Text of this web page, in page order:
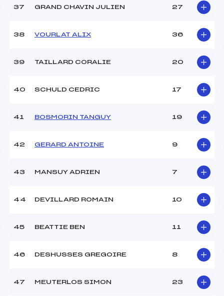
37 GRAND CHAVIN JULIEN 27
38 VOURLAT ALIX 36
39 TAILLARD CORALIE 20
40 SCHULD CEDRIC 17
41 BOSMORIN TANGUY 19
42 GERARD ANTOINE 9
43 MANSUY ADRIEN 7
44 DEVILLARD ROMAIN 10
45 BEATTIE BEN 11
46 DESHUSSES GREGOIRE 8
47 MEUTERLOS SIMON 23